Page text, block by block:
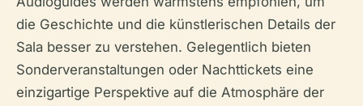
die Geschichte und die künstlerischen Details der
Sala besser zu verstehen. Gelegentlich bieten
Sonderveranstaltungen oder Nachttickets eine
einzigartige Perspektive auf die Atmosphäre der